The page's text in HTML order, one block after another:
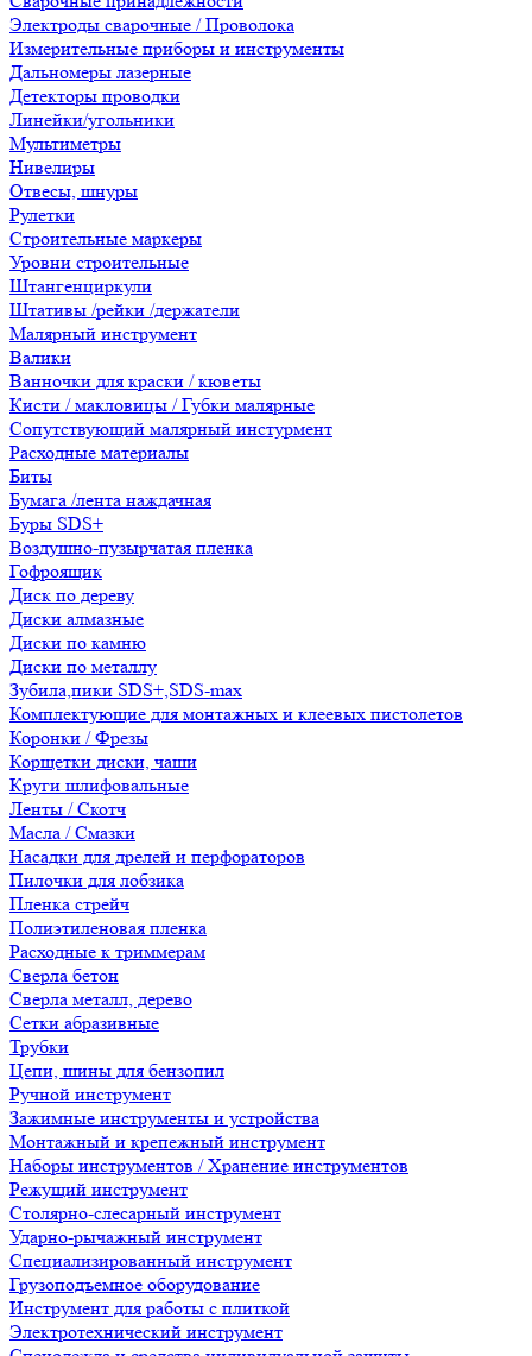
Электроды сварочные / Проволока
Измерительные приборы и инструменты
Дальномеры лазерные
Детекторы проводки
Линейки/угольники
Мультиметры
Нивелиры
Отвесы, шнуры
Рулетки
Строительные маркеры
Уровни строительные
Штангенциркули
Штативы /рейки /держатели
Малярный инструмент
Валики
Ванночки для краски / кюветы
Кисти / макловицы / Губки малярные
Сопутствующий малярный инстурмент
Расходные материалы
Биты
Бумага /лента наждачная
Буры SDS+
Воздушно-пузырчатая пленка
Гофроящик
Диск по дереву
Диски алмазные
Диски по камню
Диски по металлу
Зубила,пики SDS+,SDS-max
Комплектующие для монтажных и клеевых пистолетов
Коронки / Фрезы
Корщетки диски, чаши
Круги шлифовальные
Ленты / Скотч
Масла / Смазки
Насадки для дрелей и перфораторов
Пилочки для лобзика
Пленка стрейч
Полиэтиленовая пленка
Расходные к триммерам
Сверла бетон
Сверла металл, дерево
Сетки абразивные
Трубки
Цепи, шины для бензопил
Ручной инструмент
Зажимные инструменты и устройства
Монтажный и крепежный инструмент
Наборы инструментов / Хранение инструментов
Режущий инструмент
Столярно-слесарный инструмент
Ударно-рычажный инструмент
Специализированный инструмент
Грузоподъемное оборудование
Инструмент для работы с плиткой
Электротехнический инструмент